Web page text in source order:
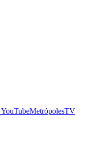
YouTubeMetrópolesTV